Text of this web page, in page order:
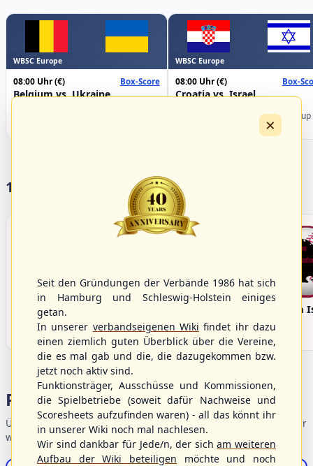
WBSC Europe
08:00 Uhr(€) Box-Score
Belgium vs. Ukraine
WBSC Europe
08:00 Uhr(€) Box-
Croatia vs. Israel
Championship B Pool 2026 - Group
17 Vereine im S/HBV
Bargenstedt
Beavers
Fehmarn
Portalbereiche
Übersicht der Verbandsbereiche – wählen Sie einen Einstieg für
weiterführende Informationen.
×
Seit den Gründungen der Verbände 1986 hat sich
in Hamburg und Schleswig-Holstein einiges
getan.
In unserer verbandseigenen Wiki findet ihr dazu
einen ziemlich guten Überblick über die Vereine,
die es mal gab und die, die dazugekommen bzw.
jetzt noch aktiv sind.
Funktionsträger, Ausschüsse und Kommissionen,
die Spielbetriebe (soweit dafür Nachweise und
Scoresheets aufzufinden waren) - all das könnt ihr
in unserer Wiki noch mal nachlesen.
Wir sind dankbar für Jede/n, der sicham weiteren
Aufbau der Wiki beteiligen möchte und noch